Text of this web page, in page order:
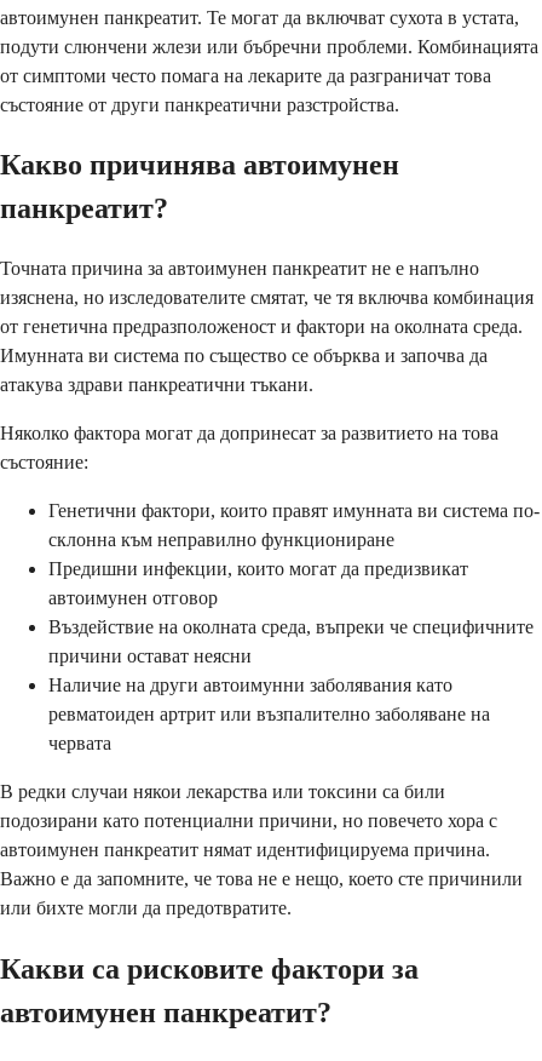
автоимунен панкреатит. Те могат да включват сухота в устата,
подути слюнчени жлези или бъбречни проблеми. Комбинацията
от симптоми често помага на лекарите да разграничат това
състояние от други панкреатични разстройства.
Какво причинява автоимунен
панкреатит?
Точната причина за автоимунен панкреатит не е напълно
изяснена, но изследователите смятат, че тя включва комбинация
от генетична предразположеност и фактори на околната среда.
Имунната ви система по същество се обърква и започва да
атакува здрави панкреатични тъкани.
Няколко фактора могат да допринесат за развитието на това
състояние:
Генетични фактори, които правят имунната ви система по-
склонна към неправилно функциониране
Предишни инфекции, които могат да предизвикат
автоимунен отговор
Въздействие на околната среда, въпреки че специфичните
причини остават неясни
Наличие на други автоимунни заболявания като
ревматоиден артрит или възпалително заболяване на
червата
В редки случаи някои лекарства или токсини са били
подозирани като потенциални причини, но повечето хора с
автоимунен панкреатит нямат идентифицируема причина.
Важно е да запомните, че това не е нещо, което сте причинили
или бихте могли да предотвратите.
Какви са рисковите фактори за
автоимунен панкреатит?